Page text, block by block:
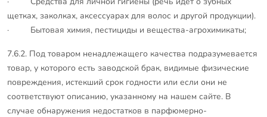
щетках, заколках, аксессуарах для волос и другой продукции).
· Бытовая химия, пестициды и вещества-агрохимикаты;
7.6.2. Под товаром ненадлежащего качества подразумевается
товар, у которого есть заводской брак, видимые физические
повреждения, истекший срок годности или если они не
соответствуют описанию, указанному на нашем сайте. В
случае обнаружения недостатков в парфюмерно-